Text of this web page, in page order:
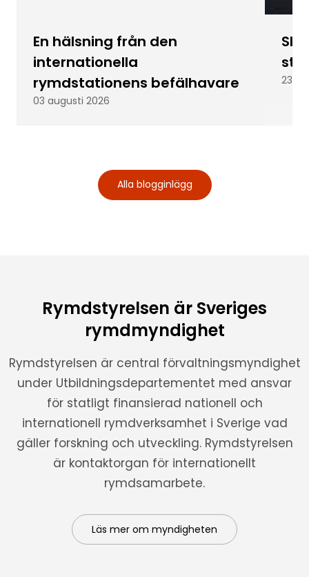
En hälsning från den
internationella
rymdstationens befälhavare
03 augusti 2026
23
Alla blogginlägg
Rymdstyrelsen är Sveriges
rymdmyndighet
Rymdstyrelsen är central förvaltningsmyndighet
under Utbildningsdepartementet med ansvar
för statligt finansierad nationell och
internationell rymdverksamhet i Sverige vad
gäller forskning och utveckling. Rymdstyrelsen
är kontaktorgan för internationellt
rymdsamarbete.
Läs mer om myndigheten